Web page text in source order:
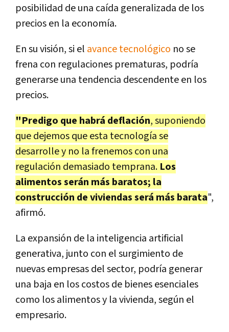
posibilidad de una caída generalizada de los
precios en la economía.
En su visión, si el avance tecnológico no se
frena con regulaciones prematuras, podría
generarse una tendencia descendente en los
precios.
"Predigo que habrá deflación, suponiendo
que dejemos que esta tecnología se
desarrolle y no la frenemos con una
regulación demasiado temprana. Los
alimentos serán más baratos; la
construcción de viviendas será más barata",
afirmó.
La expansión de la inteligencia artificial
generativa, junto con el surgimiento de
nuevas empresas del sector, podría generar
una baja en los costos de bienes esenciales
como los alimentos y la vivienda, según el
empresario.